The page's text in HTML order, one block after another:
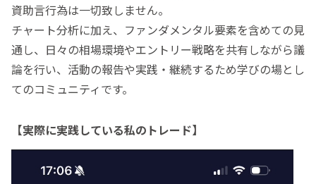
資助言行為は一切致しません。
チャート分析に加え、ファンダメンタル要素を含めての見
通し、日々の相場環境やエントリー戦略を共有しながら議
論を行い、活動の報告や実践・継続するため学びの場とし
てのコミュニティです。
【実際に実践している私のトレード】